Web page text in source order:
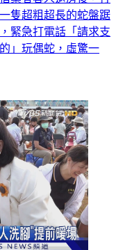
隻超粗超長的蛇盤踞
緊急打電話「請求支
」玩偶蛇，虛驚一